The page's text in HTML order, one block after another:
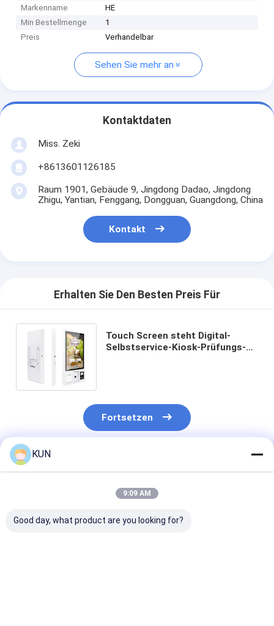
Markenname
HE
Min Bestellmenge
1
Preis
Verhandelbar
Sehen Sie mehr an
Kontaktdaten
Miss. Zeki
+8613601126185
Raum 1901, Gebäude 9, Jingdong Dadao, Jingdong
Zhigu, Yantian, Fenggang, Dongguan, Guangdong, China
Kontakt
Erhalten Sie Den Besten Preis Für
Touch Screen steht Digital-
Selbstservice-Kiosk-Prüfungs-
Fortsetzen
Empfohlene Produkte
KUN
9:09 AM
Good day, what product are you looking for?